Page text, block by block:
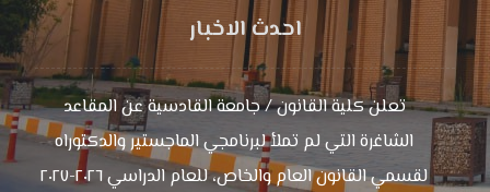
احدث الاخبار
تعلن كلية القانون / جامعة القادسية عن المقاعد
الشاغرة التي لم تملأ لبرنامجي الماجستير والدكتوراه
لقسمي القانون العام والخاص، للعام الدراسي ٢٠٢٦-٢٠٢٧